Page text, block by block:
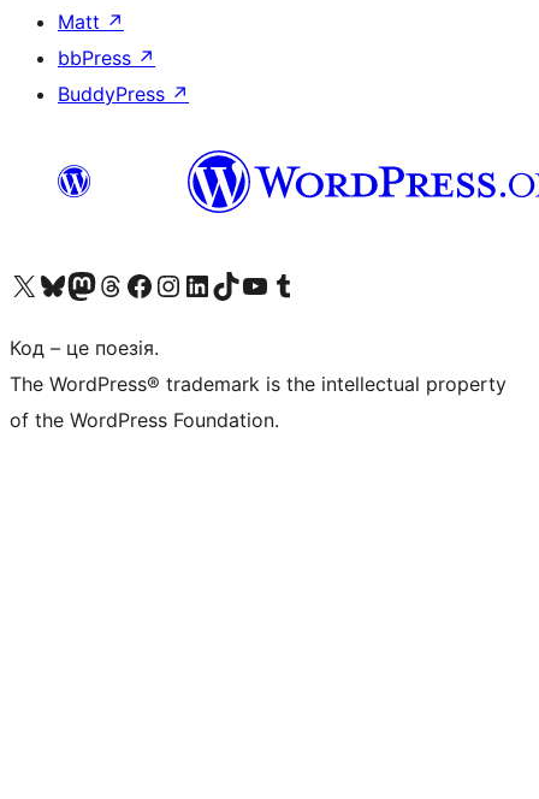
Matt ↗
bbPress ↗
BuddyPress ↗
Visit our X (formerly Twitter) account
Visit our Bluesky account
Завітайте до нашої стрічки в Mastodon
Visit our Threads account
Завітайте на нашу сторінку в Facebook
Visit our Instagram account
Visit our LinkedIn account
Visit our TikTok account
Visit our YouTube channel
Visit our Tumblr account
Код – це поезія.
The WordPress® trademark is the intellectual property
of the WordPress Foundation.